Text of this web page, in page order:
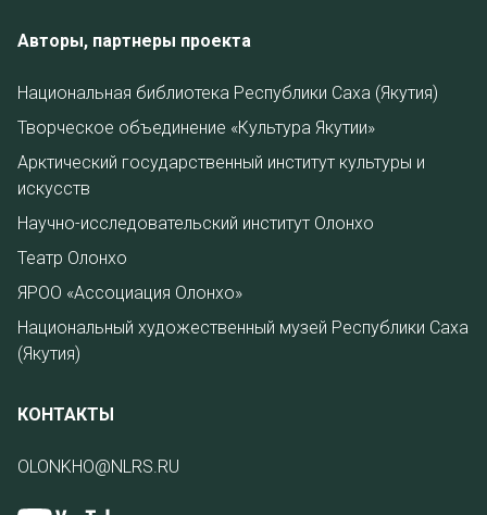
Авторы, партнеры проекта
Национальная библиотека Республики Саха (Якутия)
Творческое объединение «Культура Якутии»
Арктический государственный институт культуры и
искусств
Научно-исследовательский институт Олонхо
Театр Олонхо
ЯРОО «Ассоциация Олонхо»
Национальный художественный музей Республики Саха
(Якутия)
КОНТАКТЫ
OLONKHO@NLRS.RU